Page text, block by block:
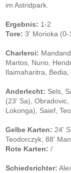
im Astridpark.
Ergebnis: 1-2
Tore: 3' Morioka (0-
Charleroi:
Martos, Nurio,
Ilaimaharitra, Bedia,
Anderlecht: Sels,
(23' Sa),
Lokonga), Saief,
Gelbe Karten: 24'
Teodorczyk, 88'
Rote Karten: /
Schiedsrichter: